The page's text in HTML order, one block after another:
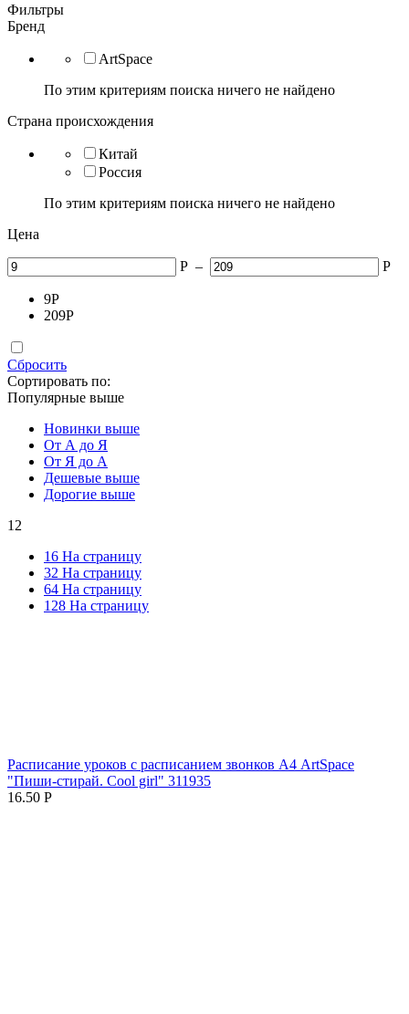
Фильтры
Бренд
ArtSpace
По этим критериям поиска ничего не найдено
Страна происхождения
Китай
Россия
По этим критериям поиска ничего не найдено
Цена
Р – Р
9Р
209Р
Сбросить
Сортировать по:
Популярные выше
Новинки выше
От А до Я
От Я до А
Дешевые выше
Дорогие выше
12
16 На страницу
32 На страницу
64 На страницу
128 На страницу
Расписание уроков с расписанием звонков А4 ArtSpace
"Пиши-стирай. Cool girl" 311935
16.50 Р